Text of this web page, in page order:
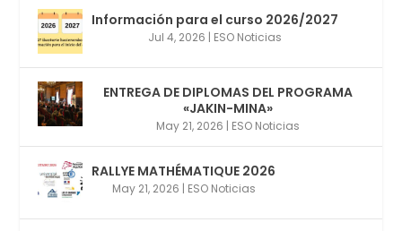
Información para el curso 2026/2027
Jul 4, 2026 | ESO Noticias
ENTREGA DE DIPLOMAS DEL PROGRAMA
«JAKIN-MINA»
May 21, 2026 | ESO Noticias
RALLYE MATHÉMATIQUE 2026
May 21, 2026 | ESO Noticias